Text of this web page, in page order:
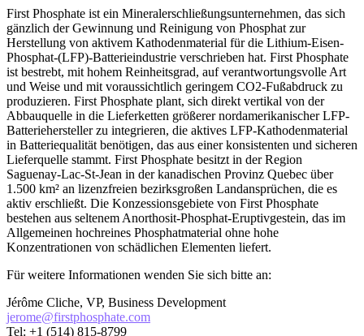
First Phosphate ist ein Mineralerschließungsunternehmen, das sich
gänzlich der Gewinnung und Reinigung von Phosphat zur
Herstellung von aktivem Kathodenmaterial für die Lithium-Eisen-
Phosphat-(LFP)-Batterieindustrie verschrieben hat. First Phosphate
ist bestrebt, mit hohem Reinheitsgrad, auf verantwortungsvolle Art
und Weise und mit voraussichtlich geringem CO2-Fußabdruck zu
produzieren. First Phosphate plant, sich direkt vertikal von der
Abbauquelle in die Lieferketten größerer nordamerikanischer LFP-
Batteriehersteller zu integrieren, die aktives LFP-Kathodenmaterial
in Batteriequalität benötigen, das aus einer konsistenten und sicheren
Lieferquelle stammt. First Phosphate besitzt in der Region
Saguenay-Lac-St-Jean in der kanadischen Provinz Quebec über
1.500 km² an lizenzfreien bezirksgroßen Landansprüchen, die es
aktiv erschließt. Die Konzessionsgebiete von First Phosphate
bestehen aus seltenem Anorthosit-Phosphat-Eruptivgestein, das im
Allgemeinen hochreines Phosphatmaterial ohne hohe
Konzentrationen von schädlichen Elementen liefert.
Für weitere Informationen wenden Sie sich bitte an:
Jérôme Cliche, VP, Business Development
jerome@firstphosphate.com
Tel: +1 (514) 815-8799